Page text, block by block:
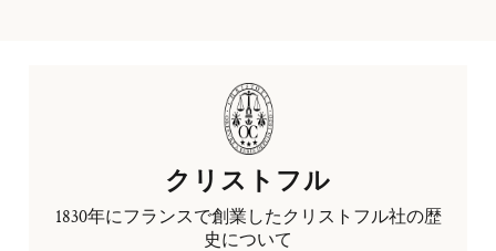
クリストフル
1830年にフランスで創業したクリストフル社の歴
史について